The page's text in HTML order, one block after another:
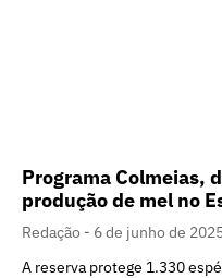
Programa Colmeias,
produção de mel no
Redação
6 de junho de
A reserva protege 1.330